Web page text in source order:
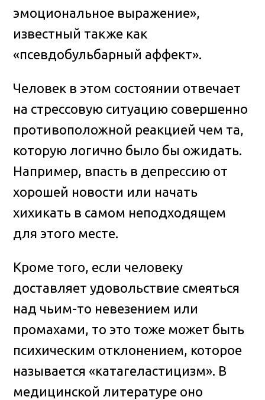
эмоциональное выражение»,
известный также как
«псевдобульбарный аффект».
Человек в этом состоянии отвечает
на стрессовую ситуацию совершенно
противоположной реакцией чем та,
которую логично было бы ожидать.
Например, впасть в депрессию от
хорошей новости или начать
хихикать в самом неподходящем
для этого месте.
Кроме того, если человеку
доставляет удовольствие смеяться
над чьим-то невезением или
промахами, то это тоже может быть
психическим отклонением, которое
называется «катагеластицизм». В
медицинской литературе оно